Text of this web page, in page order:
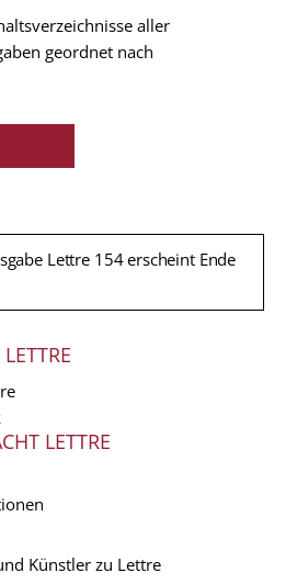
aller
geordnet nach
Lettre 154 erscheint Ende
LETTRE
Künstler zu Lettre